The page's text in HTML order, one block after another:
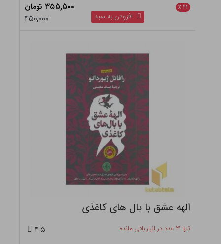
۲۱ ٪
۳۵۵,۵۰۰ تومان
۴۵۰,۰۰۰
افزودن به سبد
الهه عشق با بال های کاغذی
تنها ۳ عدد در انبار باقی مانده ۴.۵